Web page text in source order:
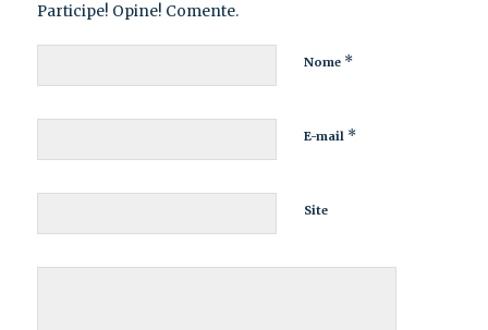
Participe! Opine! Comente.
Nome *
E-mail *
Site